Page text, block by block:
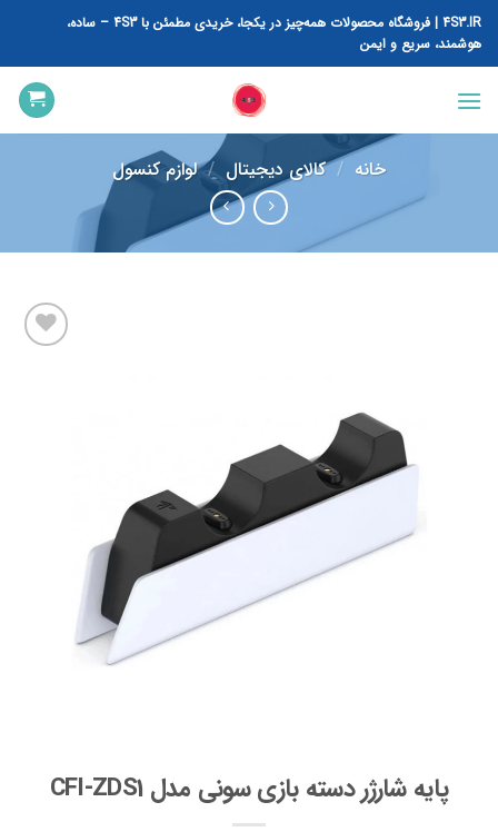
پرش
محتوا
4S3.IR | فروشگاه محصولات همه‌چیز در یکجا، خریدی مطمئن با 4S3 – ساده،
هوشمند، سریع و ایمن
خانه / کالای دیجیتال / لوازم کنسول
پایه شارژر دسته بازی سونی مدل CFI-ZDS1